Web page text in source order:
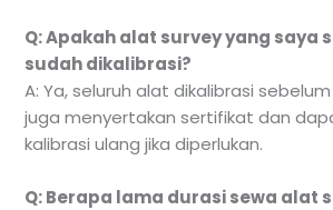
Q: Apakah alat survey yang saya
sudah dikalibrasi?
A: Ya, seluruh alat dikalibrasi
juga menyertakan sertifikat dan
kalibrasi ulang jika diperlukan.
Q: Berapa lama durasi sewa alat